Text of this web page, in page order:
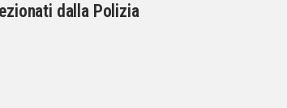
dalla Polizia